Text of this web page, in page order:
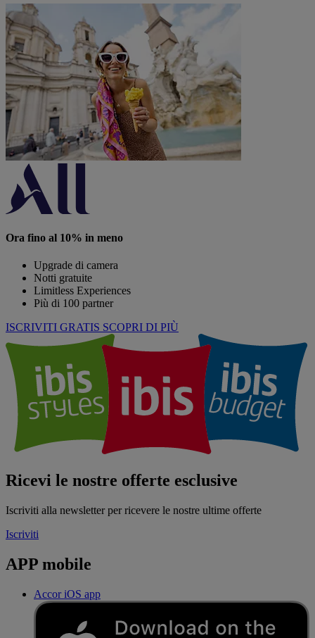
Ora fino al 10% in meno
Upgrade di camera
Notti gratuite
Limitless Experiences
Più di 100 partner
ISCRIVITI GRATIS SCOPRI DI PIÙ
Ricevi le nostre offerte esclusive
Iscriviti alla newsletter per ricevere le nostre ultime offerte
Iscriviti
APP mobile
Accor iOS app